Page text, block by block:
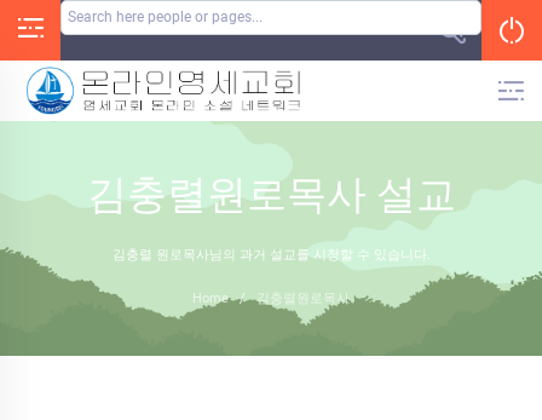
김충렬원로목사 설교
김충렬 원로목사님의 과거 설교를 시청할 수 있습니다.
Home / 김충렬원로목사